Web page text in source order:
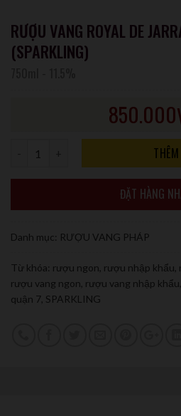
RƯỢU VANG ROYAL DE
(SPARKLING)
850.000
ĐẶT HÀNG
Danh mục: RƯỢU VANG PHÁP
Từ khóa: rượu ngon rượu nhập khẩu
rượu vang ngon rượu vang nhập khẩu
quận 7 SPARKLING